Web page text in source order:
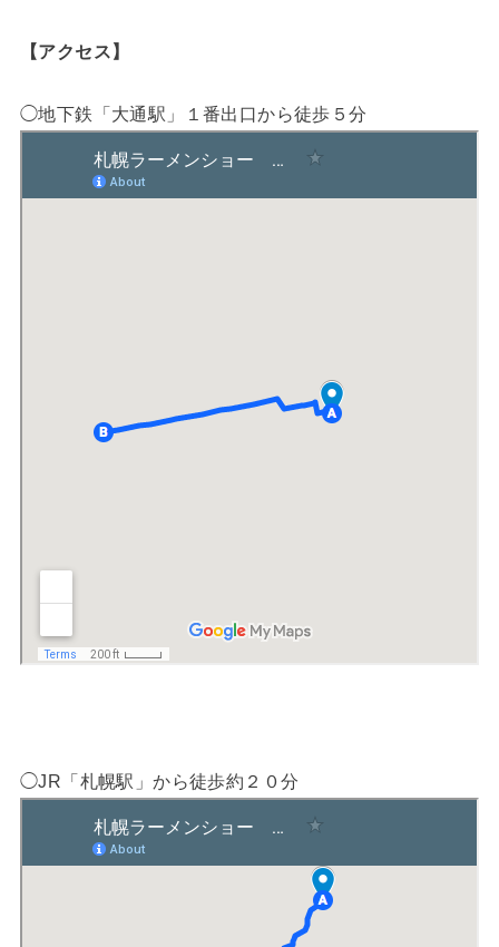
【アクセス】
◯地下鉄「大通駅」１番出口から徒歩５分
◯JR「札幌駅」から徒歩約２０分